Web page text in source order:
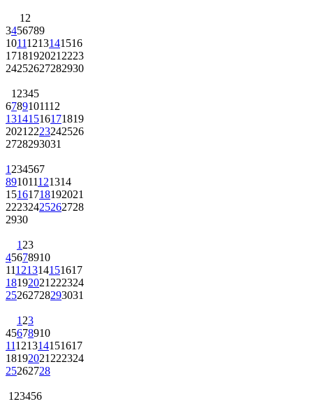
1 2
3456789
10111213141516
1718192021 2223
24252627282930
1 2345
6789101112
13141516171819
2021 2223242526
2728293031
1 234567
891011121314
15161718192021
22232425262728
2930
1 23
45678910
11121314151617
18192021 222324
25262728293031
1 23
45678910
11121314151617
18192021 222324
25262728
1 23456